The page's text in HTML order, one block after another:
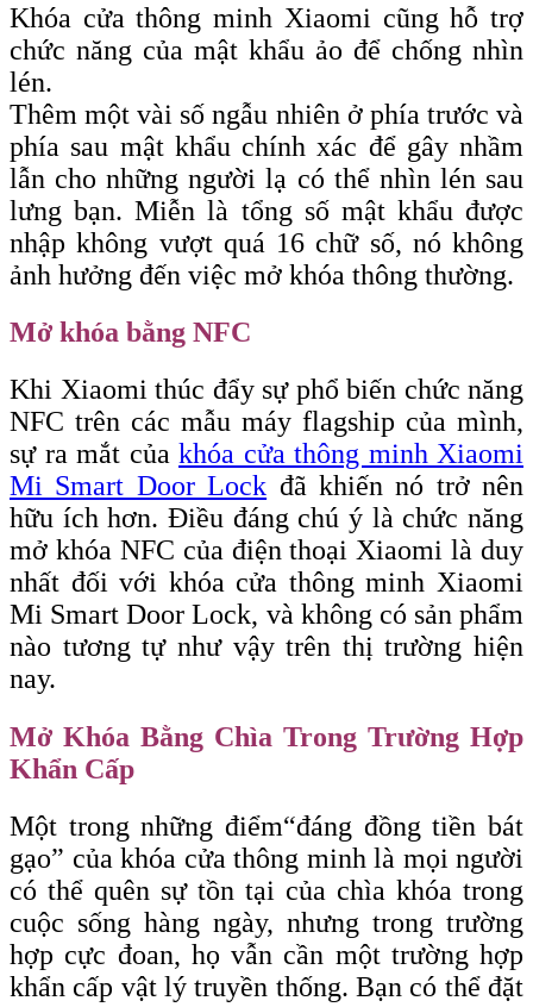
Khóa cửa thông minh Xiaomi cũng hỗ trợ
chức năng của mật khẩu ảo để chống nhìn
lén.
Thêm một vài số ngẫu nhiên ở phía trước và
phía sau mật khẩu chính xác để gây nhầm
lẫn cho những người lạ có thể nhìn lén sau
lưng bạn. Miễn là tổng số mật khẩu được
nhập không vượt quá 16 chữ số, nó không
ảnh hưởng đến việc mở khóa thông thường.
Mở khóa bằng NFC
Khi Xiaomi thúc đẩy sự phổ biến chức năng
NFC trên các mẫu máy flagship của mình,
sự ra mắt của khóa cửa thông minh Xiaomi
Mi Smart Door Lock đã khiến nó trở nên
hữu ích hơn. Điều đáng chú ý là chức năng
mở khóa NFC của điện thoại Xiaomi là duy
nhất đối với khóa cửa thông minh Xiaomi
Mi Smart Door Lock, và không có sản phẩm
nào tương tự như vậy trên thị trường hiện
nay.
Mở Khóa Bằng Chìa Trong Trường Hợp
Khẩn Cấp
Một trong những điểm“đáng đồng tiền bát
gạo” của khóa cửa thông minh là mọi người
có thể quên sự tồn tại của chìa khóa trong
cuộc sống hàng ngày, nhưng trong trường
hợp cực đoan, họ vẫn cần một trường hợp
khẩn cấp vật lý truyền thống. Bạn có thể đặt